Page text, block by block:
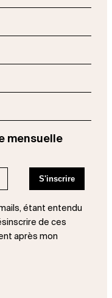
mensuelle
étant entendu
de ces
après mon